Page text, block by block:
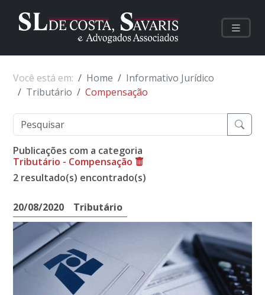
Você está em: Home
Informativo Jurídico
Tributário
Compensação
Publicações com a categoria
Tributário - Compensação
2 resultado(s) encontrado(s)
20/08/2020 Tributário